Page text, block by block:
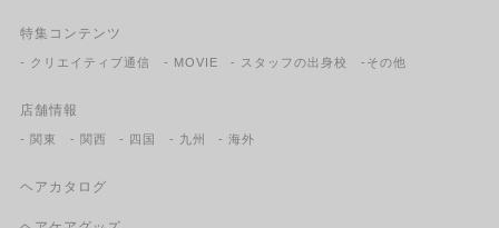
特集コンテンツ
- クリエイティブ通信 - MOVIE - スタッフの出身校 -その他
店舗情報
- 関東 - 関西 - 四国 - 九州 - 海外
ヘアカタログ